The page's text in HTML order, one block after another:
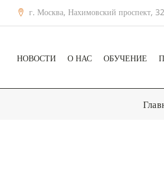
г. Москва, Нахимовский проспект,
НОВОСТИ О НАС ОБУЧЕНИЕ